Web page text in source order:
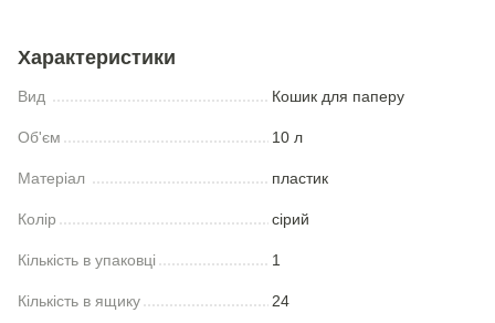
Характеристики
Вид Кошик для паперу
Об'єм 10 л
Матеріал пластик
Колір сірий
Кількість в упаковці 1
Кількість в ящику 24